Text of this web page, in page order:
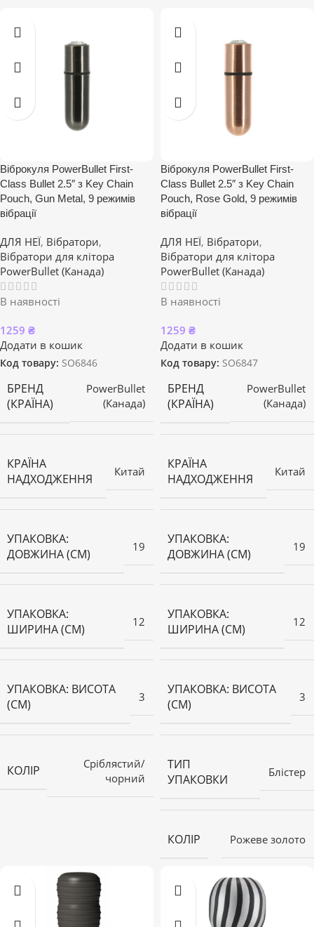
Віброкуля PowerBullet First-
Class Bullet 2.5″ з Key Chain
Pouch, Gun Metal, 9 режимів
вібрації
ДЛЯ НЕЇ, Вібратори,
Вібратори для клітора
PowerBullet (Канада)
В наявності
1259 ₴
Додати в кошик
Код товару: SO6846
БРЕНД
(КРАЇНА)
PowerBullet
(Канада)
КРАЇНА
НАДХОДЖЕННЯ
Китай
УПАКОВКА:
ДОВЖИНА (СМ)
19
УПАКОВКА:
ШИРИНА (СМ)
12
УПАКОВКА: ВИСОТА
(СМ)
3
КОЛІР
Сріблястий/
чорний
Віброкуля PowerBullet First-
Class Bullet 2.5″ з Key Chain
Pouch, Rose Gold, 9 режимів
вібрації
ДЛЯ НЕЇ, Вібратори,
Вібратори для клітора
PowerBullet (Канада)
В наявності
1259 ₴
Додати в кошик
Код товару: SO6847
БРЕНД
(КРАЇНА)
PowerBullet
(Канада)
КРАЇНА
НАДХОДЖЕННЯ
Китай
УПАКОВКА:
ДОВЖИНА (СМ)
19
УПАКОВКА:
ШИРИНА (СМ)
12
УПАКОВКА: ВИСОТА
(СМ)
3
ТИП
УПАКОВКИ
Блістер
КОЛІР Рожеве золото